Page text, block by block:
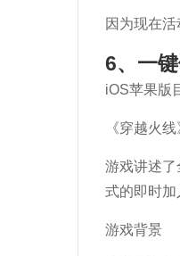
因为现在
6、一
iOS苹果版
《穿越火
游戏讲述了
式的即时加
游戏背景